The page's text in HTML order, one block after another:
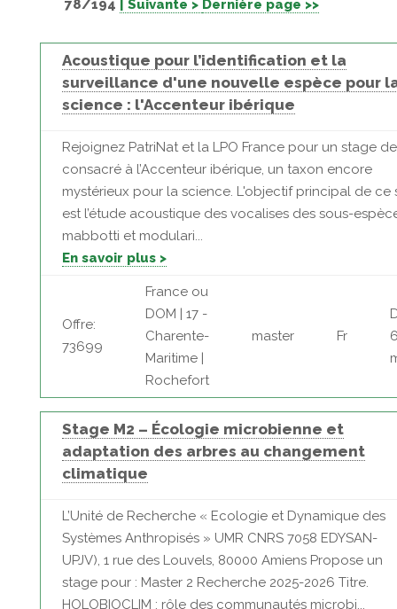
78/194
| Suivante > Dernière page >>
Acoustique pour l’identification et la
surveillance d'une nouvelle espèce pour
science : l'Accenteur ibérique
Rejoignez PatriNat et la LPO France pour un stage
consacré à l’Accenteur ibérique, un taxon encore
mystérieux pour la science. L'objectif principal de ce
est l’étude acoustique des vocalises des sous-
mabbotti et modulari...
En savoir plus >
Offre:
73699
France ou
DOM | 17 -
Charente-
Maritime |
Rochefort
master Fr
Stage M2 – Écologie microbienne et
adaptation des arbres au changement
climatique
L’Unité de Recherche « Ecologie et Dynamique des
Systèmes Anthropisés » UMR CNRS 7058 EDYSAN-
UPJV), 1 rue des Louvels, 80000 Amiens Propose un
stage pour : Master 2 Recherche 2025-2026 Titre.
HOLOBIOCLIM : rôle des communautés microbi...